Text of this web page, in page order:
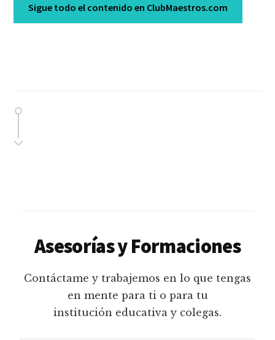
Sigue todo el contenido en ClubMaestros.com
Asesorías y Formaciones
Contáctame y trabajemos en lo que tengas
en mente para ti o para tu
institución educativa y colegas.